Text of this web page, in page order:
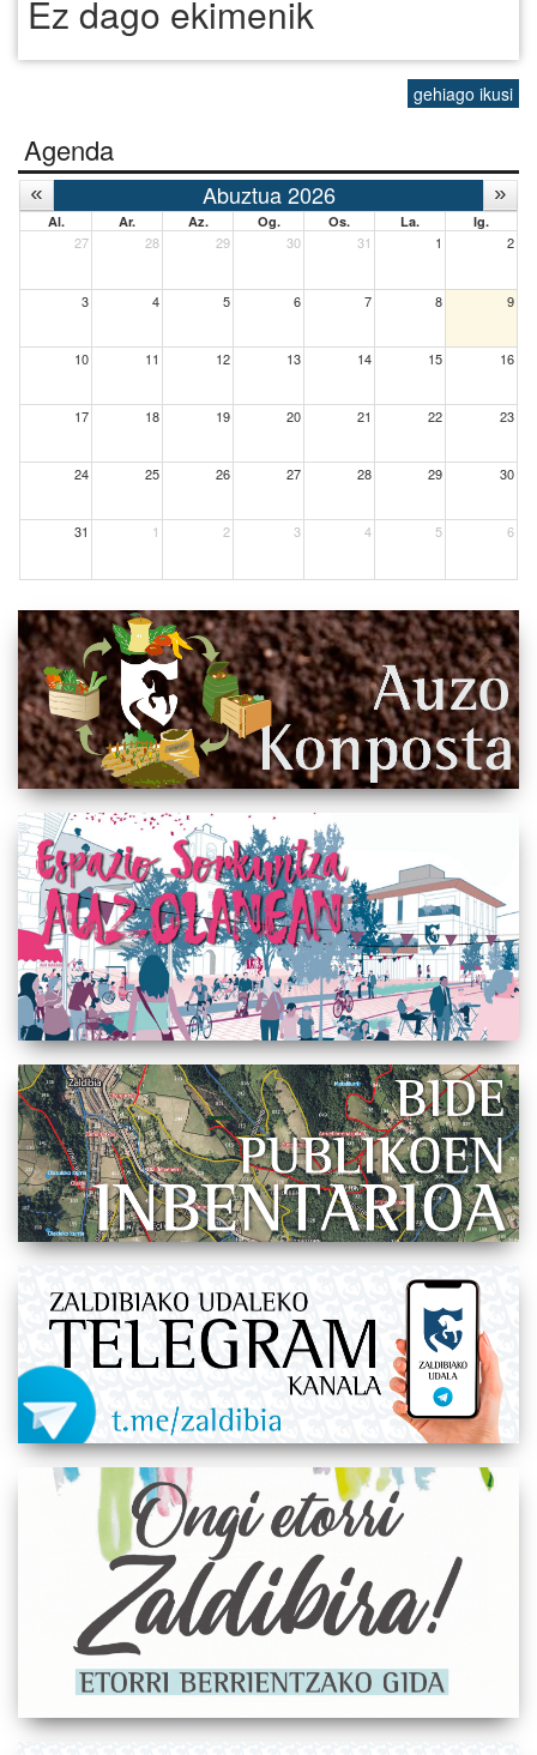
Ez dago ekimenik
gehiago ikusi
Agenda
Abuztua 2026
Al. Ar. Az. Og. Os. La. Ig.
27 28 29 30 31 1 2
3 4 5 6 7 8 9
10 11 12 13 14 15 16
17 18 19 20 21 22 23
24 25 26 27 28 29 30
31 1 2 3 4 5 6